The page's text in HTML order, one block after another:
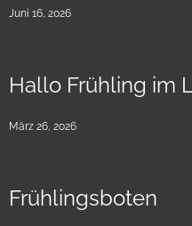
Juni 16, 2026
Hallo Frühling im
März 26, 2026
Frühlingsboten